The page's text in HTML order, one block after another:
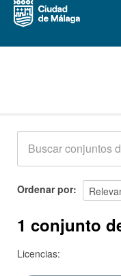
Acerca de
Ordenar por
1 conjunto
Licencias: